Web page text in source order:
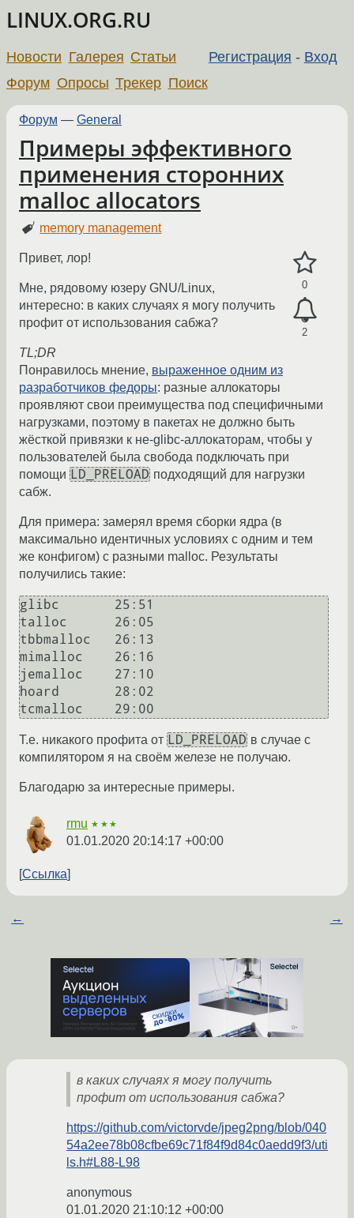
LINUX.ORG.RU
Регистрация - Вход
Новости Галерея Статьи
Форум Опросы Трекер Поиск
Форум — General
Примеры эффективного
применения сторонних
malloc allocators
memory management
0
2
Привет, лор!
Мне, рядовому юзеру GNU/Linux,
интересно: в каких случаях я могу получить
профит от использования сабжа?
TL;DR
Понравилось мнение, выраженное одним из
разработчиков федоры: разные аллокаторы
проявляют свои преимущества под специфичными
нагрузками, поэтому в пакетах не должно быть
жёсткой привязки к не-glibc-аллокаторам, чтобы у
пользователей была свобода подключать при
помощи LD_PRELOAD подходящий для нагрузки
сабж.
Для примера: замерял время сборки ядра (в
максимально идентичных условиях с одним и тем
же конфигом) с разными malloc. Результаты
получились такие:
glibc       25:51
talloc      26:05
tbbmalloc   26:13
mimalloc    26:16
jemalloc    27:10
hoard       28:02
Т.е. никакого профита от LD_PRELOAD в случае с
компилятором я на своём железе не получаю.
Благодарю за интересные примеры.
rmu ★★★
01.01.2020 20:14:17 +00:00
Ссылка
← →
в каких случаях я могу получить
профит от использования сабжа?
https://github.com/victorvde/jpeg2png/blob/040
54a2ee78b08cfbe69c71f84f9d84c0aedd9f3/uti
ls.h#L88-L98
anonymous
01.01.2020 21:10:12 +00:00